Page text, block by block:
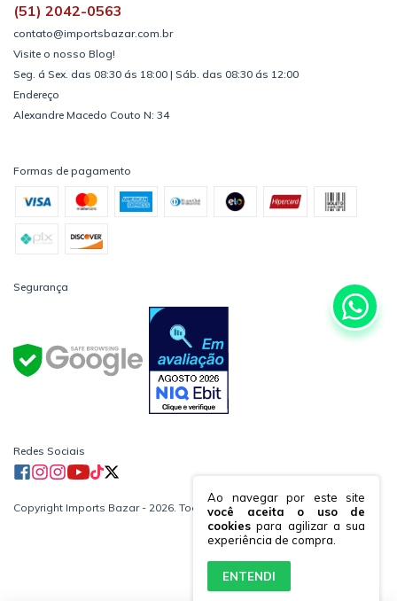
Ao navegar por este site
você aceita o uso de
cookies para agilizar a sua
experiência de compra.
ENTENDI
(51) 2042-0563
contato@importsbazar.com.br
Visite o nosso Blog!
Seg. á Sex. das 08:30 ás 18:00 | Sáb. das 08:30 ás 12:00
Endereço
Alexandre Macedo Couto N: 34
Formas de pagamento
Segurança
Redes Sociais
Copyright Imports Bazar - 2026. Todos os direitos reservados.